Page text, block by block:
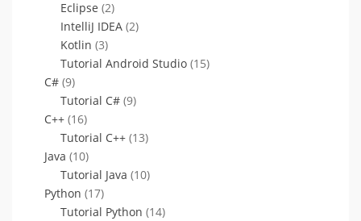
Eclipse (2)
IntelliJ IDEA (2)
Kotlin (3)
Tutorial Android Studio (15)
C# (9)
Tutorial C# (9)
C++ (16)
Tutorial C++ (13)
Java (10)
Tutorial Java (10)
Python (17)
Tutorial Python (14)